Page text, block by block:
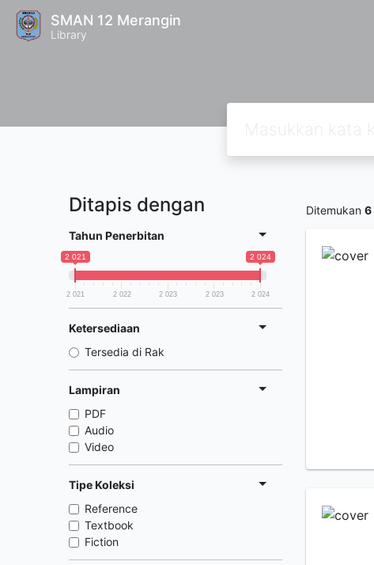
SMAN 12 Merangin
Library
Ditapis dengan
Tahun Penerbitan
2 021 2 024
2 021 2 022 2 023 2 023 2 024
Ketersediaan
Tersedia di Rak
Lampiran
PDF
Audio
Video
Tipe Koleksi
Reference
Textbook
Fiction
Ditemukan 6